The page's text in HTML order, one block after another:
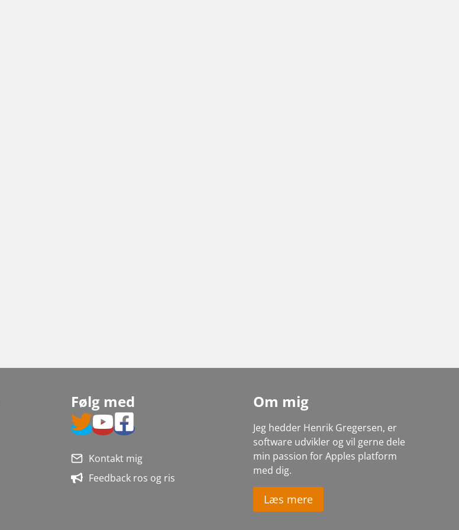
Følg med
Kontakt mig
Feedback ros og ris
Om mig
Jeg hedder Henrik Gregersen, er
software udvikler og vil gerne dele
min passion for Apples platform
med dig.
Læs mere